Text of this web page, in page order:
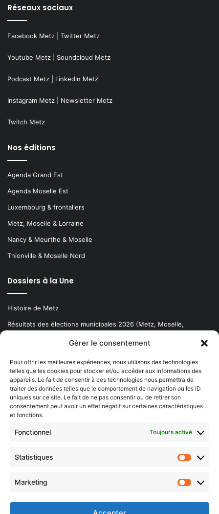
Gérer le consentement
Pour offrir les meilleures expériences, nous utilisons des technologies
telles que les cookies pour stocker et/ou accéder aux informations des
appareils. Le fait de consentir à ces technologies nous permettra de
traiter des données telles que le comportement de navigation ou les ID
uniques sur ce site. Le fait de ne pas consentir ou de retirer son
consentement peut avoir un effet négatif sur certaines caractéristiques
et fonctions.
Fonctionnel Toujours activé
Statistiques
Marketing
Réseaux sociaux
Facebook Metz Twitter Metz
Youtube Metz Soundcloud Metz
Podcast Metz Linkedin Metz
Instagram Metz Newsletter Metz
Twitch Metz
Nos éditions
Agenda Grand Est
Agenda Moselle Est
Luxembourg & frontaliers
Metz, Moselle & Lorraine
Nancy & Meurthe & Moselle
Thionville & Moselle Nord
Dossiers à la Une
Histoire de Metz
Résultats des élections municipales 2026 (Metz, Moselle,
Newsletter gratuite
Choisissez : matin, soir ou hebdo ?
votre